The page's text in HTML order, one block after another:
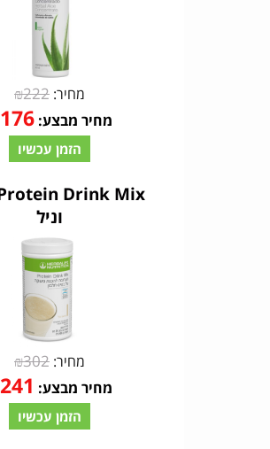
מחיר: ₪222
מחיר מבצע:176
הזמן עכשיו
וניל
מחיר: ₪302
מחיר מבצע: 241
הזמן עכשיו